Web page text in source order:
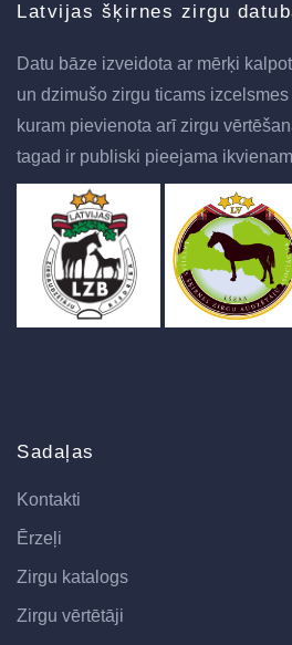
Latvijas šķirnes zirgu
Datu bāze izveidota ar mērķi
un dzimušo zirgu ticams
kuram pievienota arī zirgu
tagad ir publiski pieejama
Sadaļas
Kontakti
Ērzeļi
Zirgu katalogs
Zirgu vērtētāji